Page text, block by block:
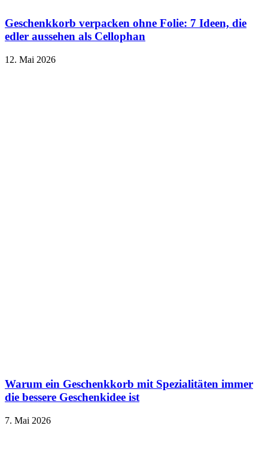
Geschenkkorb verpacken ohne Folie: 7 Ideen, die
edler aussehen als Cellophan
12. Mai 2026
Warum ein Geschenkkorb mit Spezialitäten immer
die bessere Geschenkidee ist
7. Mai 2026